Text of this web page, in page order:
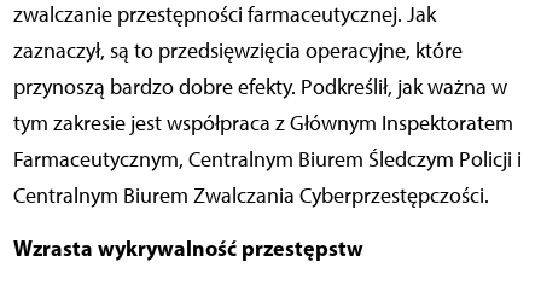
zwalczanie przestępności farmaceutycznej. Jak
zaznaczył, są to przedsięwzięcia operacyjne, które
przynoszą bardzo dobre efekty. Podkreślił, jak ważna w
tym zakresie jest współpraca z Głównym Inspektoratem
Farmaceutycznym, Centralnym Biurem Śledczym Policji i
Centralnym Biurem Zwalczania Cyberprzestępczości.
Wzrasta wykrywalność przestępstw